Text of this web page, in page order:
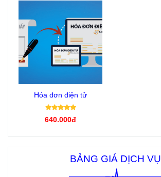
Hóa đơn điện tử
640.000đ
BẢNG GIÁ DỊCH VỤ